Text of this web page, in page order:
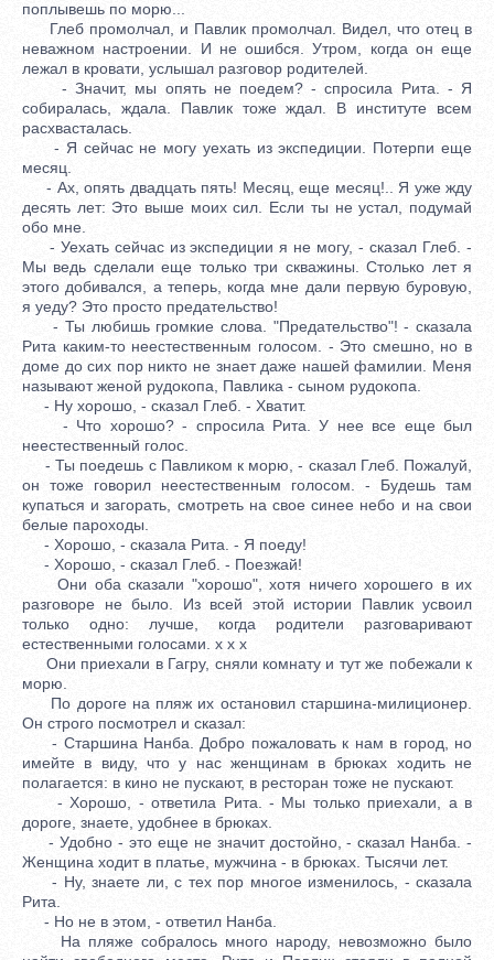
поплывешь по морю...
Глеб промолчал, и Павлик промолчал. Видел, что отец в
неважном настроении. И не ошибся. Утром, когда он еще
лежал в кровати, услышал разговор родителей.
- Значит, мы опять не поедем? - спросила Рита. - Я
собиралась, ждала. Павлик тоже ждал. В институте всем
расхвасталась.
- Я сейчас не могу уехать из экспедиции. Потерпи еще
месяц.
- Ах, опять двадцать пять! Месяц, еще месяц!.. Я уже жду
десять лет: Это выше моих сил. Если ты не устал, подумай
обо мне.
- Уехать сейчас из экспедиции я не могу, - сказал Глеб. -
Мы ведь сделали еще только три скважины. Столько лет я
этого добивался, а теперь, когда мне дали первую буровую,
я уеду? Это просто предательство!
- Ты любишь громкие слова. "Предательство"! - сказала
Рита каким-то неестественным голосом. - Это смешно, но в
доме до сих пор никто не знает даже нашей фамилии. Меня
называют женой рудокопа, Павлика - сыном рудокопа.
- Ну хорошо, - сказал Глеб. - Хватит.
- Что хорошо? - спросила Рита. У нее все еще был
неестественный голос.
- Ты поедешь с Павликом к морю, - сказал Глеб. Пожалуй,
он тоже говорил неестественным голосом. - Будешь там
купаться и загорать, смотреть на свое синее небо и на свои
белые пароходы.
- Хорошо, - сказала Рита. - Я поеду!
- Хорошо, - сказал Глеб. - Поезжай!
Они оба сказали "хорошо", хотя ничего хорошего в их
разговоре не было. Из всей этой истории Павлик усвоил
только одно: лучше, когда родители разговаривают
естественными голосами. x x x
Они приехали в Гагру, сняли комнату и тут же побежали к
морю.
По дороге на пляж их остановил старшина-милиционер.
Он строго посмотрел и сказал:
- Старшина Нанба. Добро пожаловать к нам в город, но
имейте в виду, что у нас женщинам в брюках ходить не
полагается: в кино не пускают, в ресторан тоже не пускают.
- Хорошо, - ответила Рита. - Мы только приехали, а в
дороге, знаете, удобнее в брюках.
- Удобно - это еще не значит достойно, - сказал Нанба. -
Женщина ходит в платье, мужчина - в брюках. Тысячи лет.
- Ну, знаете ли, с тех пор многое изменилось, - сказала
Рита.
- Но не в этом, - ответил Нанба.
На пляже собралось много народу, невозможно было